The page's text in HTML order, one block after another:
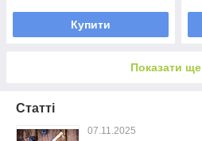
Купити
Показати ще
Статті
07.11.2025